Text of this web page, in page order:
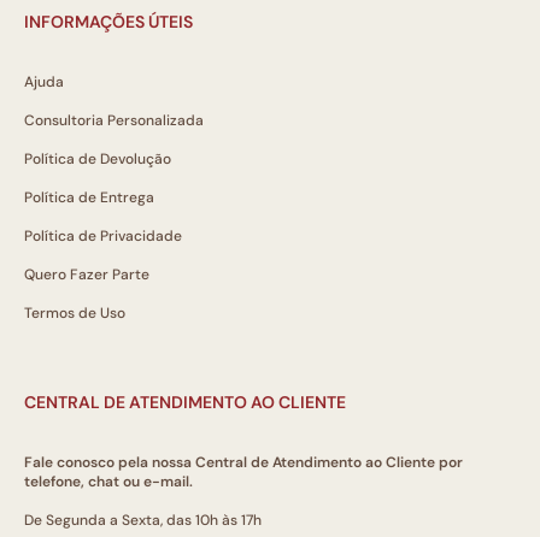
INFORMAÇÕES ÚTEIS
Ajuda
Consultoria Personalizada
Política de Devolução
Política de Entrega
Política de Privacidade
Quero Fazer Parte
Termos de Uso
CENTRAL DE ATENDIMENTO AO CLIENTE
Fale conosco pela nossa Central de Atendimento ao Cliente por
telefone, chat ou e-mail.
De Segunda a Sexta, das 10h às 17h